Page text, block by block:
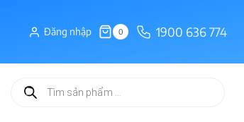
Đăng nhập 0 1900 636 774
Tìm
kiếm